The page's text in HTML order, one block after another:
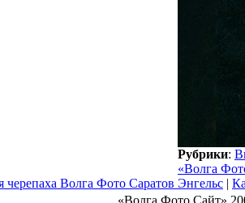
Рубрики:
«Волга
черепаха Волга Фото Саратов Энгельс |
«Волга Фото Сайт»